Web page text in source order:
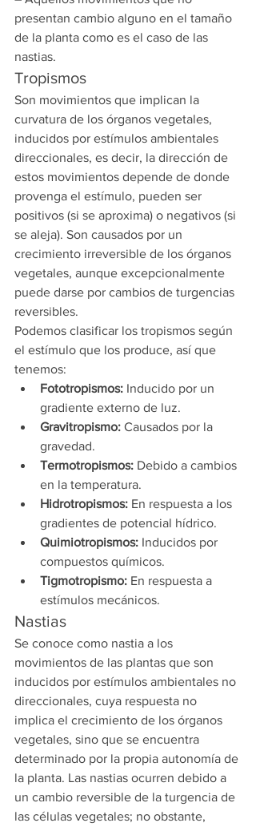
presentan cambio alguno en el tamaño
de la planta como es el caso de las
nastias.
Tropismos
Son movimientos que implican la
curvatura de los órganos vegetales,
inducidos por estímulos ambientales
direccionales, es decir, la dirección de
estos movimientos depende de donde
provenga el estímulo, pueden ser
positivos (si se aproxima) o negativos (si
se aleja). Son causados por un
crecimiento irreversible de los órganos
vegetales, aunque excepcionalmente
puede darse por cambios de turgencias
reversibles.
Podemos clasificar los tropismos según
el estímulo que los produce, así que
tenemos:
Fototropismos: Inducido por un
gradiente externo de luz.
Gravitropismo: Causados por la
gravedad.
Termotropismos: Debido a cambios
en la temperatura.
Hidrotropismos: En respuesta a los
gradientes de potencial hídrico.
Quimiotropismos: Inducidos por
compuestos químicos.
Tigmotropismo: En respuesta a
estímulos mecánicos.
Nastias
Se conoce como nastia a los
movimientos de las plantas que son
inducidos por estímulos ambientales no
direccionales, cuya respuesta no
implica el crecimiento de los órganos
vegetales, sino que se encuentra
determinado por la propia autonomía de
la planta. Las nastias ocurren debido a
un cambio reversible de la turgencia de
las células vegetales; no obstante,